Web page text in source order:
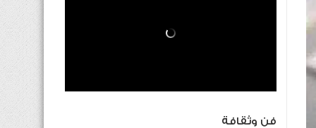
فن وثقافة